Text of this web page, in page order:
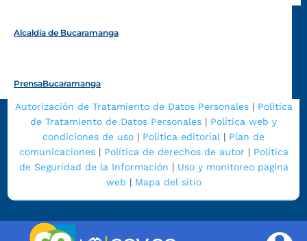
Alcaldía de Bucaramanga
PrensaBucaramanga
Autorización de Tratamiento de Datos Personales| Política
de Tratamiento de Datos Personales | Política web y
condiciones de uso | Política editorial | Plan de
comunicaciones| Política de derechos de autor| Política
de Seguridad de la Información | Uso y monitoreo pagina
web | Mapa del sitio